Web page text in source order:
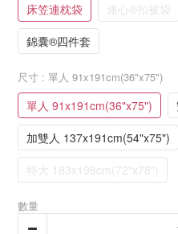
床笠連枕袋 連心®扣被袋
錦囊®四件套
尺寸 : 單人 91x191cm(36"x75")
單人 91x191cm(36"x75")
加雙人 137x191cm(54"x75")
特大 183x198cm(72"x78")
數量